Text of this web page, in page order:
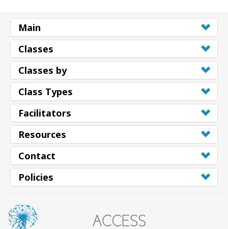
Main
Classes
Classes by
Class Types
Facilitators
Resources
Contact
Policies